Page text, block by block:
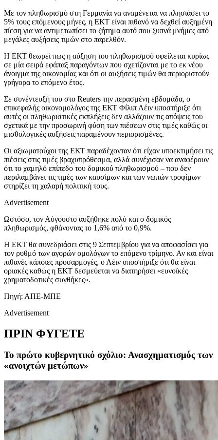
Με τον πληθωρισμό στη Γερμανία να αναμένεται να πλησιάσει το
5% τους επόμενους μήνες, η ΕΚΤ είναι πιθανό να δεχθεί αυξημένη
πίεση για να αντιμετωπίσει το ζήτημα αυτό που ξυπνά μνήμες από
μεγάλες αυξήσεις τιμών στο παρελθόν.
Η ΕΚΤ θεωρεί πως η αύξηση του πληθωρισμού οφείλεται κυρίως
σε μία σειρά εφάπαξ παραγόντων που σχετίζονται με το εκ νέου
άνοιγμα της οικονομίας και ότι οι αυξήσεις τιμών θα περιοριστούν
γρήγορα το επόμενο έτος.
Σε συνέντευξή του στο Reuters την περασμένη εβδομάδα, ο
επικεφαλής οικονομολόγος της ΕΚΤ Φίλιπ Λέιν υποστήριξε ότι
αυτές οι πληθωριστικές εκπλήξεις δεν αλλάζουν τις απόψεις του
σχετικά με την προσωρινή φύση των πιέσεων στις τιμές καθώς οι
μισθολογικές αυξήσεις παραμένουν περιορισμένες.
Οι αξιωματούχοι της ΕΚΤ παραδέχονταν ότι είχαν υποεκτιμήσει τις
πιέσεις στις τιμές βραχυπρόθεσμα, αλλά συνέχισαν να αναφέρουν
ότι το χαμηλό επίπεδο του δομικού πληθωρισμού – που δεν
περιλαμβάνει τις τιμές των καυσίμων και των νωπών τροφίμων –
στηρίζει τη χαλαρή πολιτική τους.
Advertisement
Ωστόσο, τον Αύγουστο αυξήθηκε πολύ και ο δομικός
πληθωρισμός, φθάνοντας το 1,6% από το 0,9%.
Η ΕΚΤ θα συνεδριάσει στις 9 Σεπτεμβρίου για να αποφασίσει για
τον ρυθμό των αγορών ομολόγων το επόμενο τρίμηνο. Αν και είναι
πιθανές κάποιες προσαρμογές, ο Λέιν υποστήριξε ότι θα είναι
οριακές καθώς η ΕΚΤ δεσμεύεται να διατηρήσει «ευνοϊκές
χρηματοδοτικές συνθήκες».
Πηγή: ΑΠΕ-ΜΠΕ
Advertisement
ΠΡΙΝ ΦΥΓΕΤΕ
Το πρώτο κυβερνητικό σχόλιο: Ανασχηματισμός των
«ανοιχτών μετώπων»